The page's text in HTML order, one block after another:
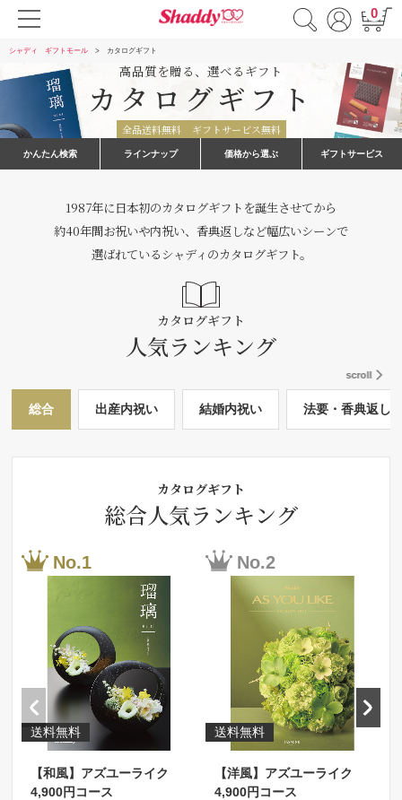
0
シャディ ギフトモール カタログギフト
高品質を贈る、選べるギフト
カタログギフト
全品送料無料 ギフトサービス無料
かんたん検索 ラインナップ 価格から選ぶ ギフトサービス
1987年に日本初のカタログギフトを誕生させてから
約40年間お祝いや内祝い、香典返しなど幅広いシーンで
選ばれているシャディのカタログギフト。
カタログギフト
人気ランキング
総合 出産内祝い 結婚内祝い 法要・香典返し
カタログギフト
総合人気ランキング
送料無料
【和風】アズユーライク
4,900円コース
送料無料
【洋風】アズユーライク
4,900円コース